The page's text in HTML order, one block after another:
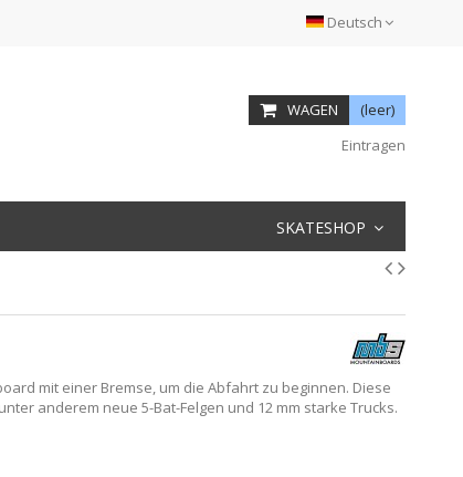
Deutsch
WAGEN
(leer)
Eintragen
SKATESHOP
mit einer Bremse, um die Abfahrt zu beginnen. Diese
anderem neue 5-Bat-Felgen und 12 mm starke Trucks.